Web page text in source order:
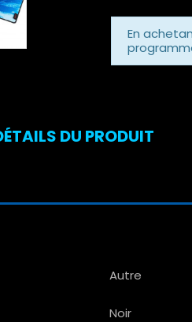
En
DU PRODUIT
Autre
Noir